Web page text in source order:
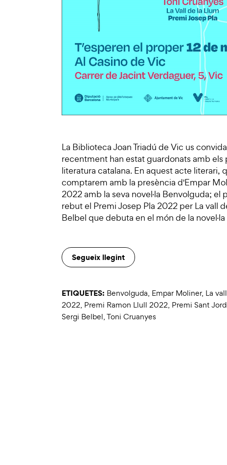
La Biblioteca Joan Triadú de Vic us
recentment han estat guardonats amb
literatura catalana. En aquest acte literari,
comptarem amb la presència d'Empar
2022 amb la seva novel·la Benvolguda;
rebut el Premi Josep Pla 2022 per La vall
Belbel que debuta en el món de la
Segueix llegint
ETIQUETES: Benvolguda, Empar Moliner, La
2022, Premi Ramon Llull 2022, Premi Sant
Sergi Belbel,Toni Cruanyes